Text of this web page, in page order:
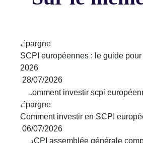
Épargne
SCPI européennes : le guide
2026
28/07/2026
Épargne
Comment investir en SCPI
06/07/2026